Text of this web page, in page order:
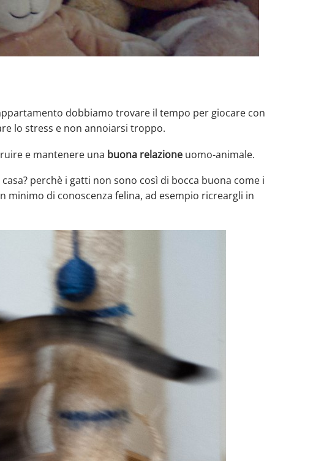
dobbiamo trovare il tempo per giocare con
lo stress e non annoiarsi troppo.
e mantenere una buona relazione uomo-animale.
perchè i gatti non sono così di bocca buona come i
minimo di conoscenza felina, ad esempio ricreargli in